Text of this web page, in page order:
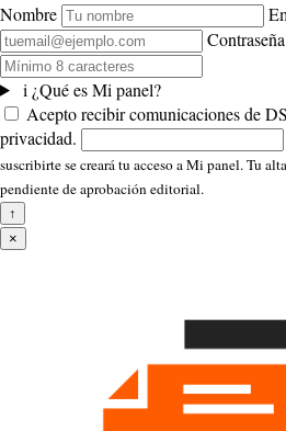
Nombre
i ¿Qué es Mi panel?
Acepto recibir comunicaciones de
privacidad.
suscribirte se creará tu acceso a Mi panel. Tu
pendiente de aprobación editorial.
↑
×